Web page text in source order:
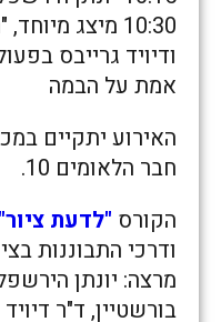
10:30 מיצג
ודיויד גרייבס
אמת על הבמה
האירוע יתקיים
חבר הלאומים 10.
הקורס "לדעת ציור"
ודרכי התבוננות
מרצה: יונתן
בורשטיין, ד"ר